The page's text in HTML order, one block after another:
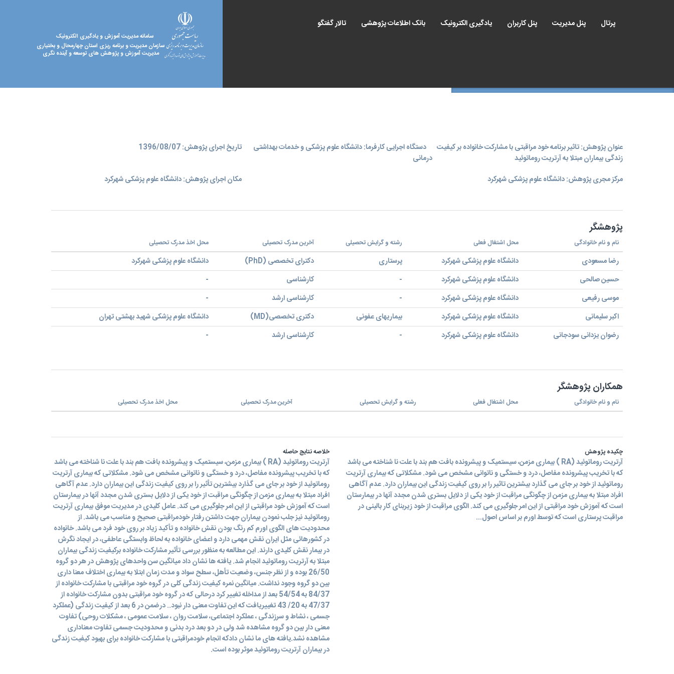
سامانه مدیریت آموزش و یادگیری الکترونیک
سازمان مدیریت و برنامه ریزی استان چهارمحال و بختیاری
مدیریت آموزش و پژوهش های توسعه و آینده نگری
پرتال پنل مدیریت پنل کاربران یادگیری الکترونیک بانک اطلاعات پژوهشی تالار گفتگو
عنوان پژوهش: تاثیر برنامه خود مراقبتی با مشارکت خانواده بر کیفیت
زندگی بیماران مبتلا به آرتریت روماتوئید
دستگاه اجرایی کارفرما: دانشگاه علوم پزشکی و خدمات بهداشتی
درمانی
تاریخ اجرای پژوهش: 1396/08/07
مرکز مجری پژوهش: دانشگاه علوم پزشکی شهرکرد مکان اجرای پژوهش: دانشگاه علوم پزشکی شهرکرد
پژوهشگر
نام و نام خانوادگی محل اشتغال فعلی رشته و گرایش تحصیلی آخرین مدرک تحصیلی محل اخذ مدرک تحصیلی
رضا مسعودی دانشگاه علوم پزشکی شهرکرد پرستاری دکترای تخصصی (PhD)
دانشگاه علوم پزشکی شهرکرد
حسین صالحی
دانشگاه علوم پزشکی شهرکرد - کارشناسی
-
موسی رفیعی
دانشگاه علوم پزشکی شهرکرد - کارشناسی ارشد
-
اکبر سلیمانی
دانشگاه علوم پزشکی شهرکرد بیماریهای عفونی دکتری تخصصی(MD)
دانشگاه علوم پزشکی شهید بهشتی تهران
رضوان یزدانی سودجانی
دانشگاه علوم پزشکی شهرکرد - کارشناسی ارشد -
همکاران پژوهشگر
نام و نام خانوادگی محل اشتغال فعلی رشته و گرایش تحصیلی آخرین مدرک تحصیلی محل اخذ مدرک تحصیلی
چکیده پژوهش
آرتریت روماتوئید (RA ) بیماری مزمن، سیستمیک و پیشرونده بافت هم بند با علت نا شناخته می باشد
که با تخریب پیشرونده مفاصل، درد و خستگی و ناتوانی مشخص می شود. مشکلاتی که بیماری آرتریت
روماتوئید از خود بر جای می گذارد بیشترین تاثیر را بر روی کیفیت زندگی این بیماران دارد. عدم آگاهی
افراد مبتلا به بیماری مزمن از چگونگی مراقبت از خود یکی از دلایل بستری شدن مجدد آنها در بیمارستان
است که آموزش خود مراقبتی از این امر جلوگیری می کند. الگوی مراقبت از خود زیربنای کار بالینی در
مراقبت پرستاری است که توسط اورم بر اساس اصول...
خلاصه نتایج حاصله
آرتریت روماتوئید (RA ) بیماری مزمن، سیستمیک و پیشرونده بافت هم بند با علت نا شناخته می باشد
که با تخریب پیشرونده مفاصل، درد و خستگی و ناتوانی مشخص می شود. مشکلاتی که بیماری آرتریت
روماتوئید از خود بر جای می گذارد بیشترین تأثیر را بر روی کیفیت زندگی این بیماران دارد. عدم آگاهی
افراد مبتلا به بیماری مزمن از چگونگی مراقبت از خود یکی از دلایل بستری شدن مجدد آنها در بیمارستان
است که آموزش خود مراقبتی از این امر جلوگیری می کند. عامل کلیدی در مدیریت موفق بیماری آرتریت
روماتوئید نیز جلب نمودن بیماران جهت داشتن رفتار خودمراقبتی صحیح و مناسب می باشد. از
محدودیت های الگوی اورم کم رنگ بودن نقش خانواده و تأکید زیاد بر روی خود فرد می باشد. خانواده
در کشورهائی مثل ایران نقش مهمی دارد و اعضای خانواده به لحاظ وابستگی عاطفی، در ایجاد نگرش
در بیمار نقش کلیدی دارند. این مطالعه به منظور بررسی تأثیر مشارکت خانواده برکیفیت زندگی بیماران
مبتلا به آرتریت روماتوئید انجام شد. یافته ها نشان داد میانگین سن واحدهای پژوهش در هر دو گروه
26/50 بوده و از نظر جنس، وضعیت تأهل، سطح سواد و مدت زمان ابتلا به بیماری اختلاف معنا داری
بین دو گروه وجود نداشت. میانگین نمره کیفیت زندگی کلی در گروه خود مراقبتی با مشارکت خانواده از
84/37 به 54/54 بعد از مداخله تغییر کرد درحالی که در گروه خود مراقبتی بدون مشارکت خانواده از
47/37 به 20/ 43 تغییریافت که این تفاوت معنی دار نبود.. درضمن در 6 بعد از کیفیت زندگی (عملکرد
جسمی ، نشاط و سرزندگی ، عملکرد اجتماعی، سلامت روان ، سلامت عمومی ، مشکلات روحی) تفاوت
معنی دار بین دو گروه مشاهده شد ولی در دو بعد درد بدنی و محدودیت جسمی تفاوت معناداری
مشاهده نشد.یافته های ما نشان دادکه انجام خودمراقبتی با مشارکت خانواده برای بهبود کیفیت زندگی
در بیماران آرتریت روماتوئید موثر بوده است.